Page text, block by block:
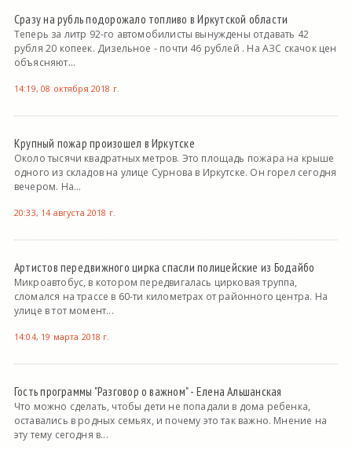
Сразу на рубль подорожало топливо в Иркутской области
Теперь за литр 92-го автомобилисты вынуждены отдавать 42
рубля 20 копеек. Дизельное - почти 46 рублей . На АЗС скачок цен
объясняют...
14:19, 08 октября 2018 г.
Крупный пожар произошел в Иркутске
Около тысячи квадратных метров. Это площадь пожара на крыше
одного из складов на улице Сурнова в Иркутске. Он горел сегодня
вечером. На...
20:33, 14 августа 2018 г.
Артистов передвижного цирка спасли полицейские из Бодайбо
Микроавтобус, в котором передвигалась цирковая труппа,
сломался на трассе в 60-ти километрах от районного центра. На
улице в тот момент...
14:04, 19 марта 2018 г.
Гость программы "Разговор о важном" - Елена Альшанская
Что можно сделать, чтобы дети не попадали в дома ребенка,
оставались в родных семьях, и почему это так важно. Мнение на
эту тему сегодня в...